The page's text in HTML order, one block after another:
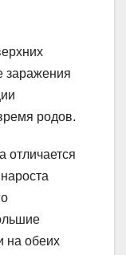
заражения
родов.
отличается
на обеих